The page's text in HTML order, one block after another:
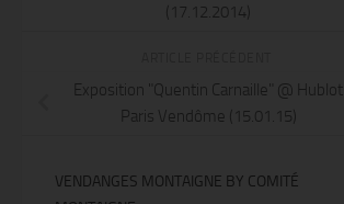
(17.12.2014)
Exposition "Quentin Carnaille" @ Hublot
Paris Vendôme (15.01.15)
VENDANGES MONTAIGNE BY COMITÉ